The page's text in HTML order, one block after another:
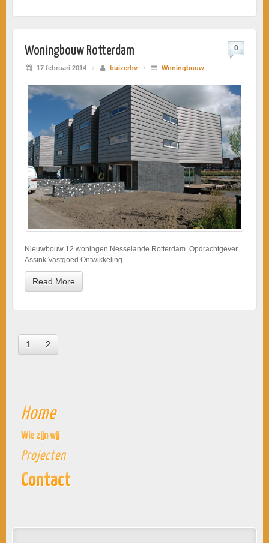
Woningbouw Rotterdam
17 februari 2014 / buizerbv / Woningbouw
0
Nieuwbouw 12 woningen Nesselande Rotterdam. Opdrachtgever
Assink Vastgoed Ontwikkeling.
Read More
1 2
Home
Wie zijn wij
Projecten
Contact